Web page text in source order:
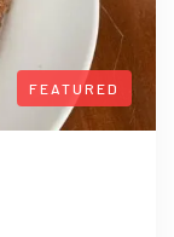
FEATURED